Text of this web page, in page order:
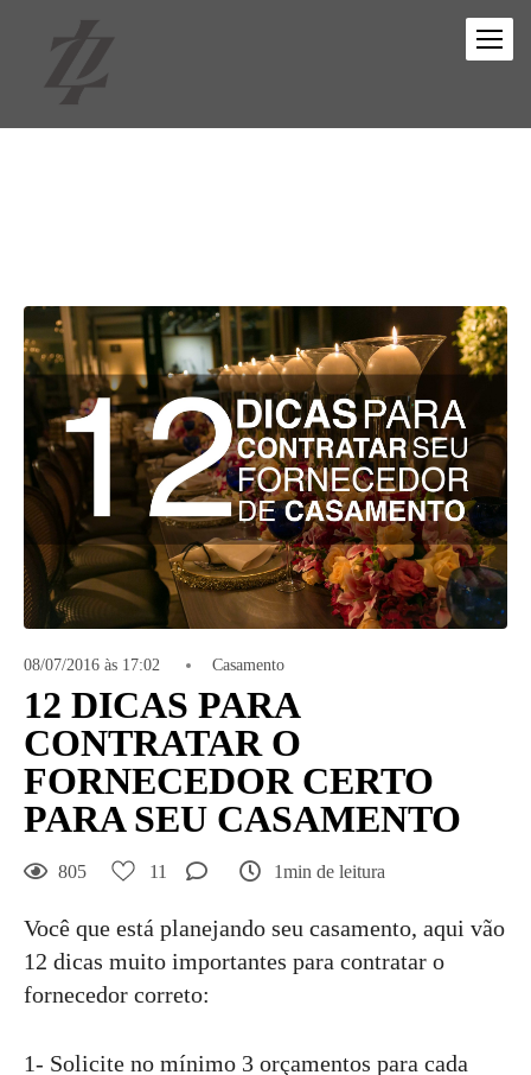
08/07/2016 às 17:02 Casamento
12 DICAS PARA
CONTRATAR O
FORNECEDOR CERTO
PARA SEU CASAMENTO
805 11 1min de leitura
Você que está planejando seu casamento, aqui vão
12 dicas muito importantes para contratar o
fornecedor correto:
1- Solicite no mínimo 3 orçamentos para cada